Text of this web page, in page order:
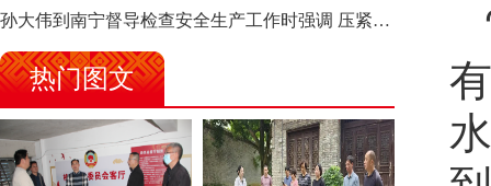
孙大伟到南宁督导检查安全生产工作时强调 压紧压实责任 狠抓隐患整治 坚决筑牢安全生产防线
热门图文